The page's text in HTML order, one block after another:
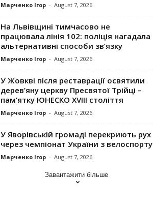
Марченко Ігор - August 7, 2026
На Львівщині тимчасово не
працювала лінія 102: поліція нагадала
альтернативні способи зв’язку
Марченко Ігор - August 7, 2026
У Жовкві після реставрації освятили
дерев’яну церкву Пресвятої Трійці –
пам’ятку ЮНЕСКО XVIII століття
Марченко Ігор - August 7, 2026
У Яворівській громаді перекриють рух
через чемпіонат України з велоспорту
Марченко Ігор - August 7, 2026
Завантажити більше